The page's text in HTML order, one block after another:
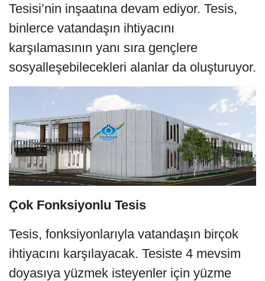
Tesisi’nin inşaatına devam ediyor. Tesis,
binlerce vatandaşın ihtiyacını
karşılamasının yanı sıra gençlere
sosyalleşebilecekleri alanlar da oluşturuyor.
Çok Fonksiyonlu Tesis
Tesis, fonksiyonlarıyla vatandaşın birçok
ihtiyacını karşılayacak. Tesiste 4 mevsim
doyasıya yüzmek isteyenler için yüzme